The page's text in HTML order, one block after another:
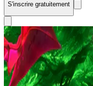
S'inscrire gratuitement